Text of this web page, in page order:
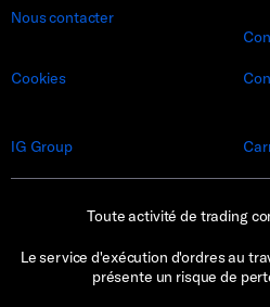
Nous contacter
Cookies
IG Group
Toute activité de trading
Le service d'exécution d'ordres au
présente un risque de